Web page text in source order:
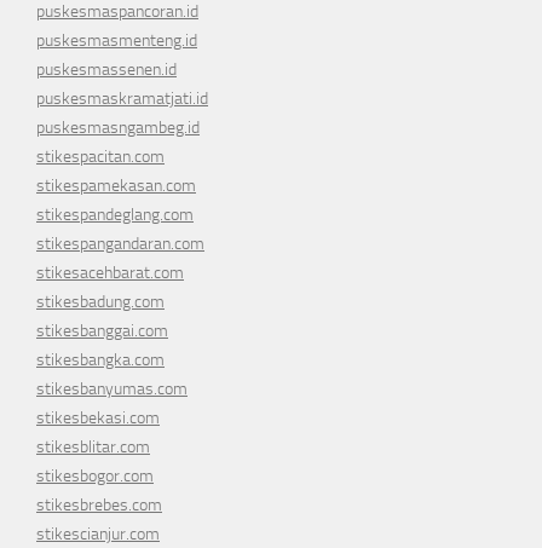
puskesmaspancoran.id
puskesmasmenteng.id
puskesmassenen.id
puskesmaskramatjati.id
puskesmasngambeg.id
stikespacitan.com
stikespamekasan.com
stikespandeglang.com
stikespangandaran.com
stikesacehbarat.com
stikesbadung.com
stikesbanggai.com
stikesbangka.com
stikesbanyumas.com
stikesbekasi.com
stikesblitar.com
stikesbogor.com
stikesbrebes.com
stikescianjur.com